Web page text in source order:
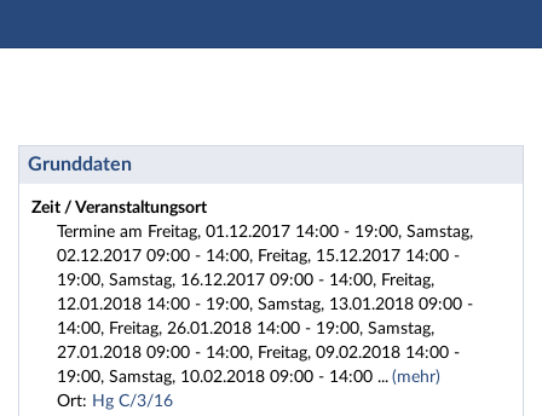
Hauptnavigation
Fußzeile
Studienvorbereitung: 2017HA2-2
Grunddaten
Zeit / Veranstaltungsort
Termine am Freitag, 01.12.2017 14:00 - 19:00, Samstag,
02.12.2017 09:00 - 14:00, Freitag, 15.12.2017 14:00 -
19:00, Samstag, 16.12.2017 09:00 - 14:00, Freitag,
12.01.2018 14:00 - 19:00, Samstag, 13.01.2018 09:00 -
14:00, Freitag, 26.01.2018 14:00 - 19:00, Samstag,
27.01.2018 09:00 - 14:00, Freitag, 09.02.2018 14:00 -
19:00, Samstag, 10.02.2018 09:00 - 14:00 ... (mehr)
Ort: Hg C/3/16